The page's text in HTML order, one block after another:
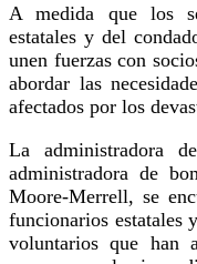
A medida que los
estatales y del
unen fuerzas con
abordar las
afectados por los
La administradora
administradora de
Moore-Merrell, se
funcionarios estatales
voluntarios que han